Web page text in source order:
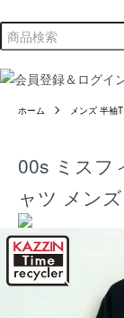
ホーム メンズ 半袖
00s ミスフ
ャツ メン